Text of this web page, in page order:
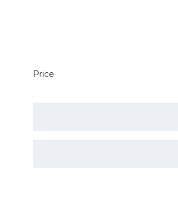
Price